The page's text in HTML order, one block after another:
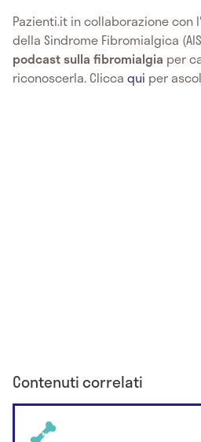
Pazienti.it in collaborazione con
della Sindrome Fibromialgica
podcast sulla fibromialgia per
riconoscerla. Clicca qui per
Contenuti correlati